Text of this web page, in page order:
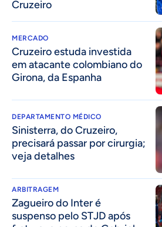
Cruzeiro
MERCADO
Cruzeiro estuda investida
em atacante colombiano do
Girona, da Espanha
DEPARTAMENTO MÉDICO
Sinisterra, do Cruzeiro,
precisará passar por cirurgia;
veja detalhes
ARBITRAGEM
Zagueiro do Inter é
suspenso pelo STJD após